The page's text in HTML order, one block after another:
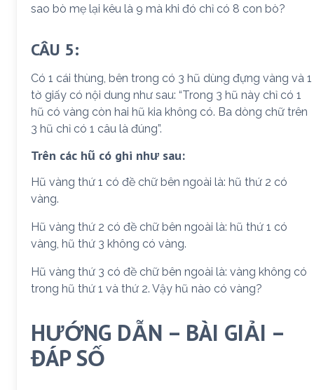
sao bò mẹ lại kêu là 9 mà khi đó chỉ có 8 con bò?
CÂU 5:
Có 1 cái thùng, bên trong có 3 hũ dùng đựng vàng và 1
tờ giấy có nội dung như sau: “Trong 3 hũ này chỉ có 1
hũ có vàng còn hai hũ kia không có. Ba dòng chữ trên
3 hũ chỉ có 1 câu là đúng”.
Trên các hũ có ghi như sau:
Hũ vàng thứ 1 có đề chữ bên ngoài là: hũ thứ 2 có
vàng.
Hũ vàng thứ 2 có đề chữ bên ngoài là: hũ thứ 1 có
vàng, hũ thứ 3 không có vàng.
Hũ vàng thứ 3 có đề chữ bên ngoài là: vàng không có
trong hũ thứ 1 và thứ 2. Vậy hũ nào có vàng?
HƯỚNG DẪN – BÀI GIẢI –
ĐÁP SỐ